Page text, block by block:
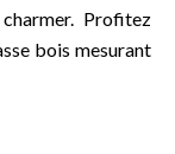
Profitez
bois mesurant